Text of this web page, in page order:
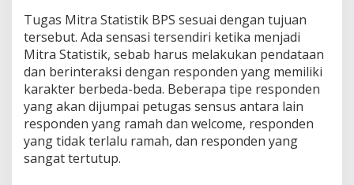
Tugas Mitra Statistik BPS sesuai dengan tujuan
tersebut. Ada sensasi tersendiri ketika menjadi
Mitra Statistik, sebab harus melakukan pendataan
dan berinteraksi dengan responden yang memiliki
karakter berbeda-beda. Beberapa tipe responden
yang akan dijumpai petugas sensus antara lain
responden yang ramah dan welcome, responden
yang tidak terlalu ramah, dan responden yang
sangat tertutup.